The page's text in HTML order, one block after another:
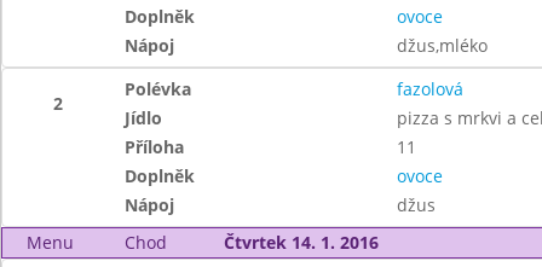
Doplněk
ovoce
Nápoj
džus,mléko
2
Polévka
fazolová
Jídlo
pizza s mrkvi a
Příloha
11
Doplněk
ovoce
Nápoj
džus
Menu
Chod Čtvrtek 14. 1. 2016